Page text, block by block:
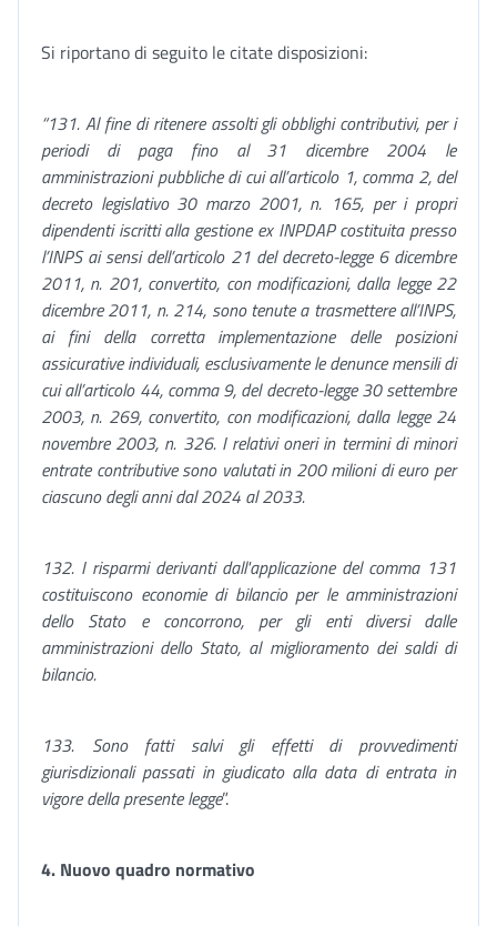
Si riportano di seguito le citate disposizioni:
“131. Al fine di ritenere assolti gli obblighi contributivi, per i
periodi di paga fino al 31 dicembre 2004 le
amministrazioni pubbliche di cui all’articolo 1, comma 2, del
decreto legislativo 30 marzo 2001, n. 165, per i propri
dipendenti iscritti alla gestione ex INPDAP costituita presso
l’INPS ai sensi dell’articolo 21 del decreto-legge 6 dicembre
2011, n. 201, convertito, con modificazioni, dalla legge 22
dicembre 2011, n. 214, sono tenute a trasmettere all’INPS,
ai fini della corretta implementazione delle posizioni
assicurative individuali, esclusivamente le denunce mensili di
cui all’articolo 44, comma 9, del decreto-legge 30 settembre
2003, n. 269, convertito, con modificazioni, dalla legge 24
novembre 2003, n. 326. I relativi oneri in termini di minori
entrate contributive sono valutati in 200 milioni di euro per
ciascuno degli anni dal 2024 al 2033.
132. I risparmi derivanti dall'applicazione del comma 131
costituiscono economie di bilancio per le amministrazioni
dello Stato e concorrono, per gli enti diversi dalle
amministrazioni dello Stato, al miglioramento dei saldi di
bilancio.
133. Sono fatti salvi gli effetti di provvedimenti
giurisdizionali passati in giudicato alla data di entrata in
vigore della presente legge”.
4. Nuovo quadro normativo